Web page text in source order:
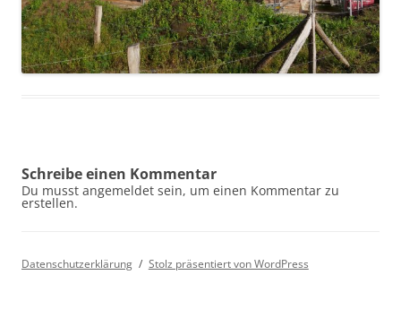
Schreibe einen Kommentar
Du musst angemeldet sein, um einen Kommentar zu
erstellen.
Datenschutzerklärung Stolz präsentiert von WordPress